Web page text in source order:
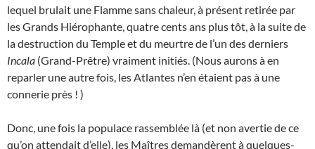
lequel brulait une Flamme sans chaleur, à présent retirée par
les Grands Hiérophante, quatre cents ans plus tôt, à la suite de
la destruction du Temple et du meurtre de l’un des derniers
Incala (Grand-Prêtre) vraiment initiés. (Nous aurons à en
reparler une autre fois, les Atlantes n’en étaient pas à une
connerie près ! )
Donc, une fois la populace rassemblée là (et non avertie de ce
qu’on attendait d’elle), les Maîtres demandèrent à quelques-